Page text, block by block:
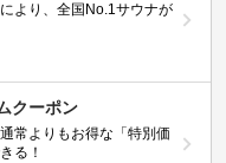
より、全国No.1サウナが
クーポン
常よりもお得な「特別価
る！